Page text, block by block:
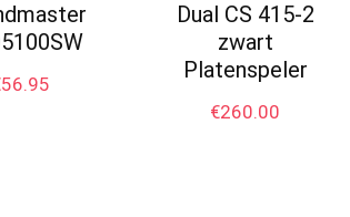
56.95
Dual CS 415-2
zwart
Platenspeler
€260.00